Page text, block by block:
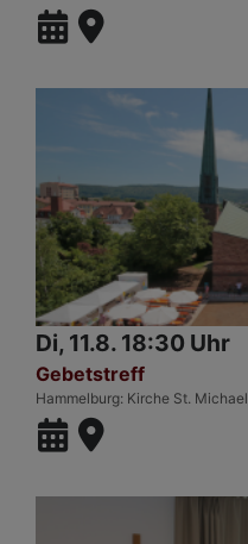
Di, 11.8. 18:30 Uhr
Gebetstreff
Hammelburg Kirche St. Michael